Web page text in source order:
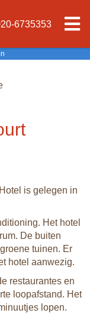
6735353
is gelegen in
Het hotel
De buiten
tuinen. Er
hotel aanwezig.
restaurantes en
loopafstand. Het
lopen.